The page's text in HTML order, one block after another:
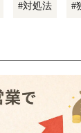
#対処法 #